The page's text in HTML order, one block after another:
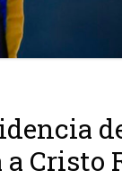
Cristo